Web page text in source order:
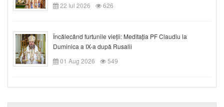
22 Iul 2026
626
Încălecând furtunile vieții: Meditația PF Claudiu la
Duminica a IX-a după Rusalii
01 Aug 2026
549